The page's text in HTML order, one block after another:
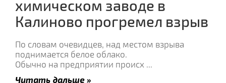
химическом заводе в
Калиново прогремел взрыв
По словам очевидцев, над местом взрыва
поднимается белое облако.
Обычно на предприятии происх ...
Читать дальше »